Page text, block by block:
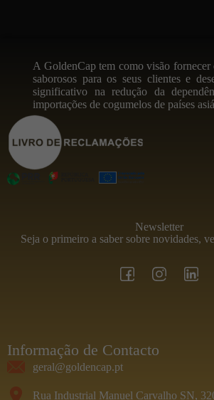
A GoldenCap tem como visão fornecer
saborosos para os seus clientes e
significativo na redução da
importações de cogumelos de países
Newsletter
Seja o primeiro a saber sobre novidades,
Informação de Contacto
geral@goldencap.pt
Rua Industrial Manuel Carvalho SN,